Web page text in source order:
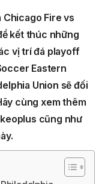
Chicago Fire vs
kết thúc những
vị trí đá playoff
Eastern
Union sẽ đối
cùng xem thêm
cũng như